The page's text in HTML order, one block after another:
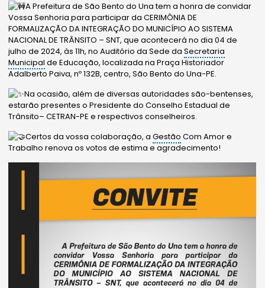
A Prefeitura de São Bento do Una tem a honra de convidar
Vossa Senhoria para participar da CERIMÔNIA DE
FORMALIZAÇÃO DA INTEGRAÇÃO DO MUNICÍPIO AO SISTEMA
NACIONAL DE TRÂNSITO – SNT, que acontecerá no dia 04 de
julho de 2024, às 11h, no Auditório da Sede daSecretaria
Municipal de Educação, localizada na Praça Historiador
Adalberto Paiva, nº 132B, centro, São Bento do Una-PE.
Na ocasião, além de diversas autoridades são-bentenses,
estarão presentes o Presidente do ConselhoEstadual de
Trânsito– CETRAN-PE e respectivos conselheiros.
Certos da vossa colaboração, aGestão Com Amor e
Trabalho renova os votos de estima e agradecimento!